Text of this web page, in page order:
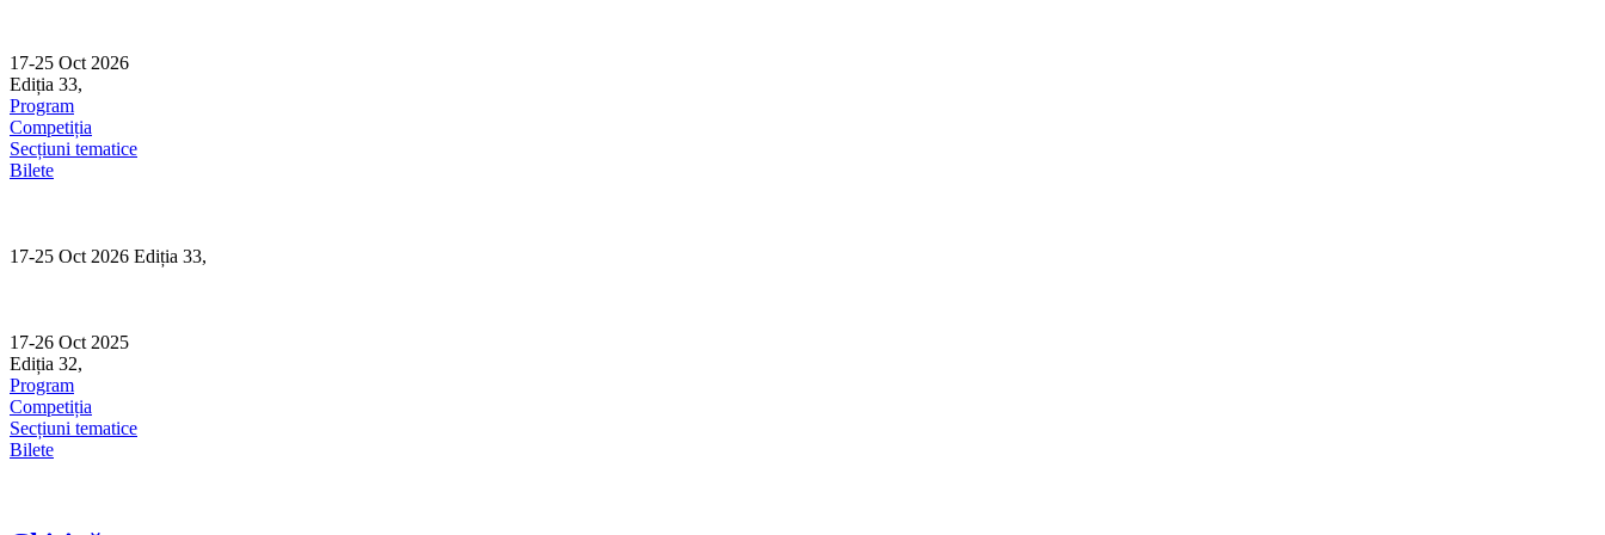
content
17-25 Oct 2026
Ediția 33,
Program
Competiția
Secțiuni tematice
Bilete
17-25 Oct 2026 Ediția 33,
17-26 Oct 2025
Ediția 32,
Program
Competiția
Secțiuni tematice
Bilete